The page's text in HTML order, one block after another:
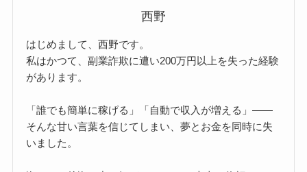
西野
はじめまして、西野です。
私はかつて、副業詐欺に遭い200万円以上を失った経験
があります。
「誰でも簡単に稼げる」「自動で収入が増える」――
そんな甘い言葉を信じてしまい、夢とお金を同時に失
いました。